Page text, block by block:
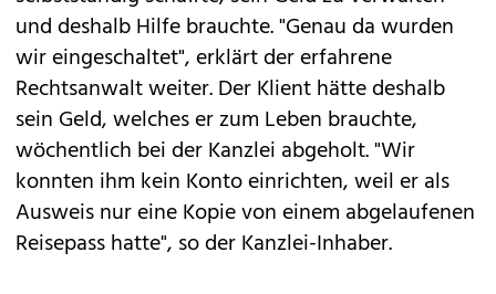
und deshalb Hilfe brauchte. "Genau da wurden
wir eingeschaltet", erklärt der erfahrene
Rechtsanwalt weiter. Der Klient hätte deshalb
sein Geld, welches er zum Leben brauchte,
wöchentlich bei der Kanzlei abgeholt. "Wir
konnten ihm kein Konto einrichten, weil er als
Ausweis nur eine Kopie von einem abgelaufenen
Reisepass hatte", so der Kanzlei-Inhaber.